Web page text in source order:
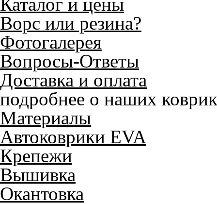
Ворс или резина?
Фотогалерея
Вопросы-Ответы
Доставка и оплата
подробнее о наших
Материалы
Автоковрики EVA
Крепежи
Вышивка
Окантовка